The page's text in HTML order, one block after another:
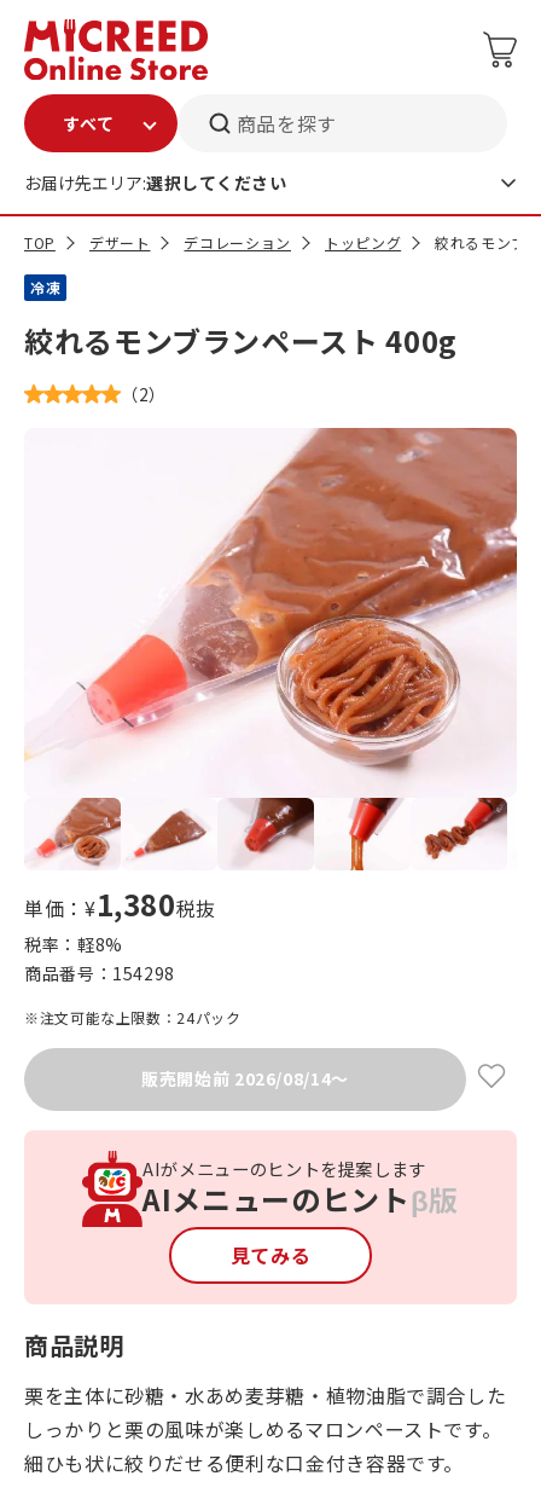
商品を探す
お届け先エリア:選択してください
TOP デザート デコレーション トッピング 絞れるモンブ
冷凍
絞れるモンブランペースト 400g
（2）
単価：¥1,380税抜
税率：軽8%
商品番号： 154298
※注文可能な上限数：24パック
販売開始前 2026/08/14～
AIがメニューのヒントを提案します
AIメニューのヒントβ版
見てみる
商品説明
栗を主体に砂糖・水あめ麦芽糖・植物油脂で調合した
しっかりと栗の風味が楽しめるマロンペーストです。
細ひも状に絞りだせる便利な口金付き容器です。